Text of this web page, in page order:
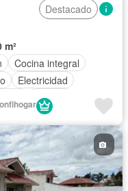
Destacado
m²
Cocina integral
Electricidad
Jacuzzi